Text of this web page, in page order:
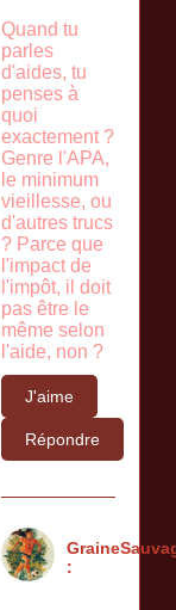
Quand tu
parles
d'aides, tu
penses à
quoi
exactement ?
Genre l'APA,
le minimum
vieillesse, ou
d'autres trucs
? Parce que
l'impact de
l'impôt, il doit
pas être le
même selon
l'aide, non ?
J'aime
Répondre
: